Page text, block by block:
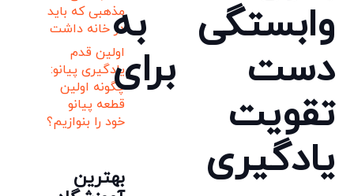
وابستگی به
دست برای
تقویت
یادگیری
مذهبی که باید
در خانه داشت
اولین قدم
یادگیری پیانو:
چگونه اولین
قطعه پیانو
خود را بنوازیم؟
بهترین